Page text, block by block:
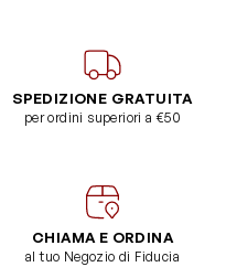
SPEDIZIONE GRATUITA
per ordini superiori a €50
CHIAMA E ORDINA
al tuo Negozio di Fiducia